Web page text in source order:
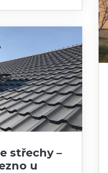
střechy –
u